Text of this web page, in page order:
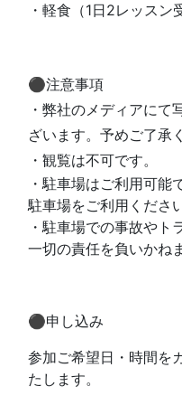
・軽食（1日2レッスン
⚫︎注意事項
・弊社のメディアに
ざいます。予めご了承
・観覧は不可です。
・駐車場はご利用可
駐車場をご利用ください
・駐車場での事故やト
一切の責任を負いかね
⚫︎申し込み
参加ご希望日・時間を
たします。